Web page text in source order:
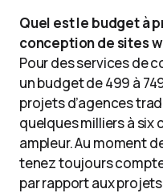
Quel est le budget à
conception de sites
Pour des services de
un budget de 499 à
projets d’agences
quelques milliers à
ampleur. Au moment
tenez toujours
par rapport aux